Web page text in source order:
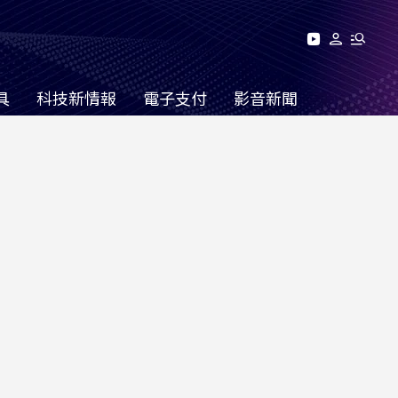
科技新情報 電子支付 影音新聞